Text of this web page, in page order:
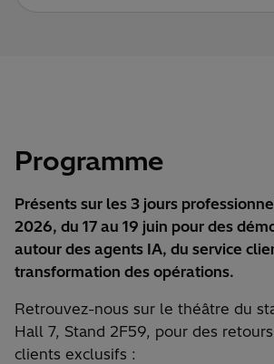
Programme
Présents sur les 3 jours
2026, du 17 au 19 juin pour des
autour des agents IA, du service
transformation des opérations.
Retrouvez-nous sur le théâtre du
Hall 7, Stand 2F59, pour des
clients exclusifs :